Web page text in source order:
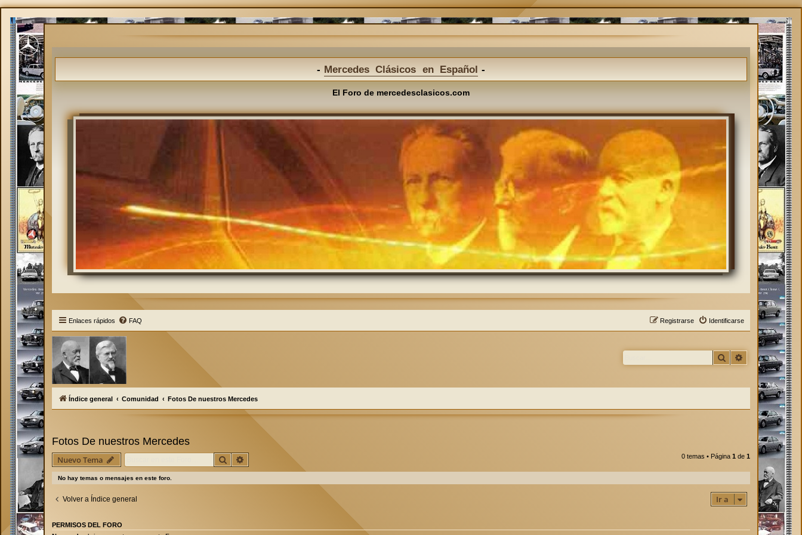
Mercedes Clásicos en Español
El Foro de mercedesclasicos.com
Enlaces rápidos FAQ Identificarse
Registrarse
Buscar Búsqueda
Índice general Comunidad Fotos De nuestros Mercedes
Fotos De nuestros Mercedes
Nuevo Tema Buscar Búsqueda avanzada 0 temas • Página 1 de 1
No hay temas o mensajes en este foro.
Volver a Índice general Ir a
PERMISOS DEL FORO